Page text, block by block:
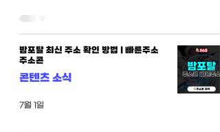
밤포탈 최신 주소 확인 방법 | 빠른주소
주소콘
콘텐츠 소식
7월 1일